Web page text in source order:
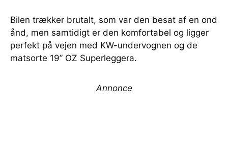
Bilen trækker brutalt, som var den besat af en ond
ånd, men samtidigt er den komfortabel og ligger
perfekt på vejen med KW-undervognen og de
matsorte 19” OZ Superleggera.
Annonce